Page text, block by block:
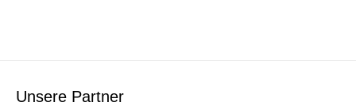
Unsere Partner